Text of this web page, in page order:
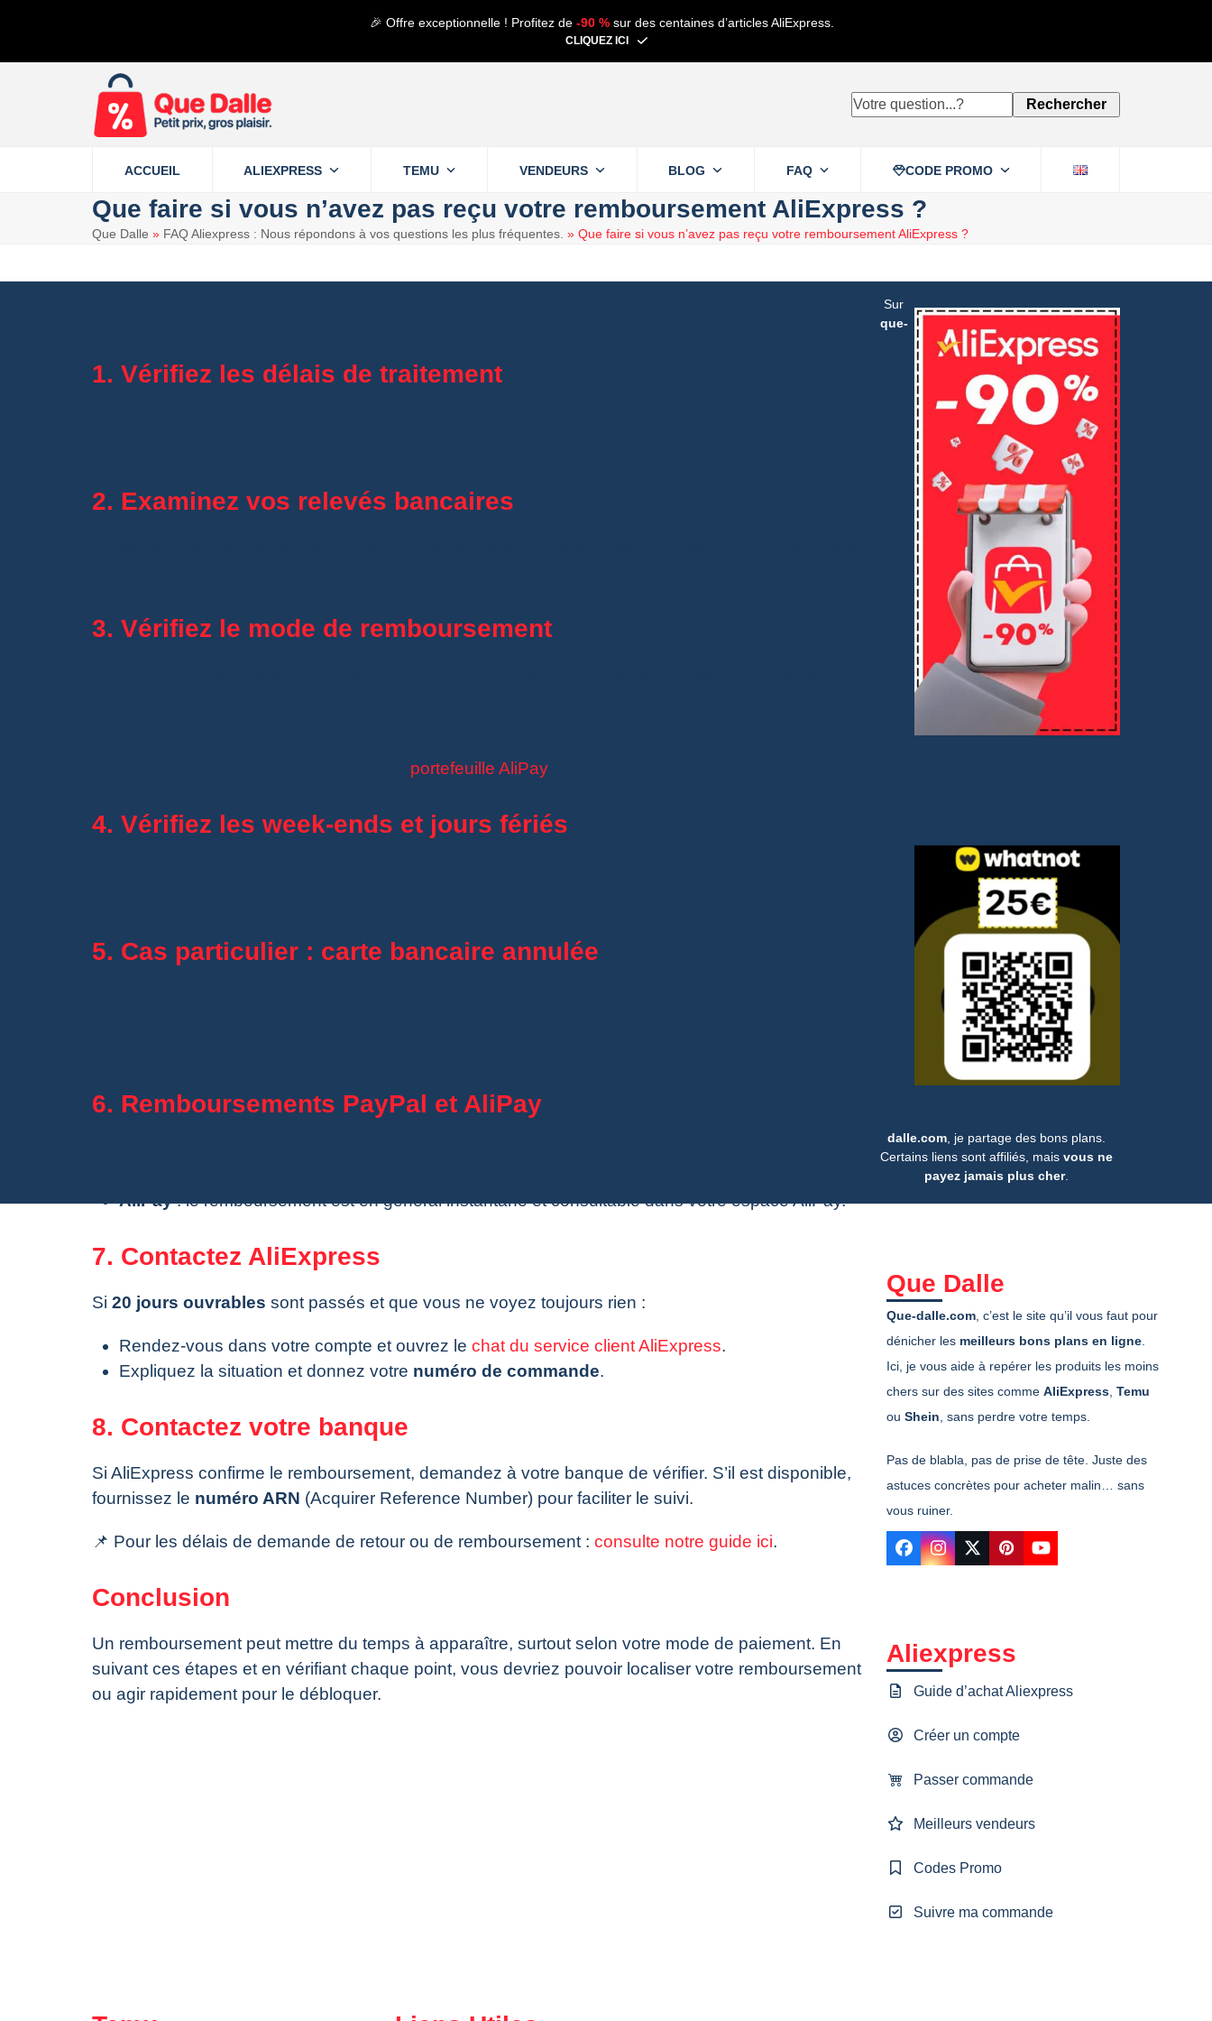
connexion
🎉 Offre exceptionnelle ! Profitez de -90 %sur des centaines d’articles AliExpress.
CLIQUEZ ICI
Votre
Rechercher
ACCUEIL ALIEXPRESS TEMU VENDEURS BLOG FAQ CODE PROMO
Que faire si vous n’avez pas reçu votre remboursement AliExpress ?
Que Dalle » FAQ Aliexpress : Nous répondons à vos questions les plus fréquentes. » Que faire si vous n’avez pas reçu votre remboursement AliExpress ?
1. Vérifiez les délais de traitement
2. Examinez vos relevés bancaires
3. Vérifiez le mode de remboursement
portefeuille AliPay.
4. Vérifiez les week-ends et jours fériés
5. Cas particulier : carte bancaire annulée
6. Remboursements PayPal et AliPay
AliPay: le remboursement est en général instantané et consultable dans votre espace AliPay.
7. Contactez AliExpress
Si 20 jours ouvrables sont passés et que vous ne voyez toujours rien :
Rendez-vous dans votre compte et ouvrez le chat du service client AliExpress.
Expliquez la situation et donnez votre numéro de commande.
8. Contactez votre banque
Si AliExpress confirme le remboursement, demandez à votre banque de vérifier. S’il est disponible,
fournissez le numéro ARN (Acquirer Reference Number) pour faciliter le suivi.
📌 Pour les délais de demande de retour ou de remboursement : consulte notre guide ici.
Conclusion
Un remboursement peut mettre du temps à apparaître, surtout selon votre mode de paiement. En
suivant ces étapes et en vérifiant chaque point, vous devriez pouvoir localiser votre remboursement
ou agir rapidement pour le débloquer.
Sur
que-
dalle.com , je partage des bons plans.
Certains liens sont affiliés, maisvous ne
payez jamais plus cher.
Que Dalle
Que-dalle.com , c’est le site qu’il vous faut pour
dénicher les meilleurs bons plans en ligne
Ici, je vous aide à repérer les produits les moins
chers sur des sites commeAliExpress ,Temu
ouShein , sans perdre votre temps.
Pas de blabla, pas de prise de tête. Juste des
astuces concrètes pour acheter malin… sans
vous ruiner.
Facebook
Instagram
TwitterPinterestYouTube
Aliexpress
Guide d’achat Aliexpress
Créer un compte
Passer commande
Meilleurs vendeurs
Codes Promo
Suivre ma commande